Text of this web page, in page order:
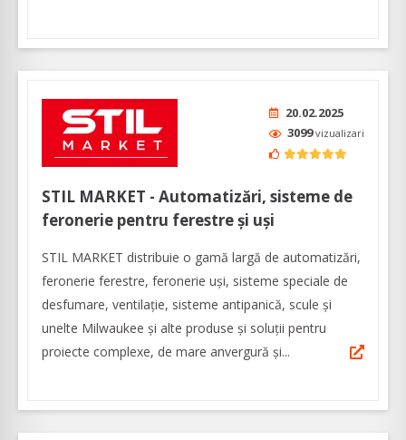
20.02.2025
3099vizualizari
STIL MARKET - Automatizări, sisteme de
feronerie pentru ferestre și uși
STIL MARKET distribuie o gamă largă de automatizări,
feronerie ferestre, feronerie uși, sisteme speciale de
desfumare, ventilație, sisteme antipanică, scule și
unelte Milwaukee și alte produse și soluții pentru
proiecte complexe, de mare anvergură și...